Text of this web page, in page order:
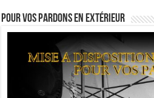
Pour vos pardons en extérieur